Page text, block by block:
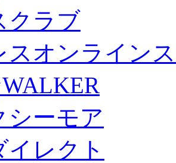
クラブ
スオンライン
シーモア
レクト